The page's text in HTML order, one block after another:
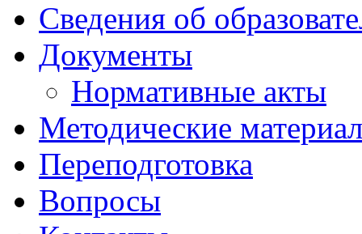
Сведения об
Документы
Нормативные акты
Методические
Переподготовка
Вопросы